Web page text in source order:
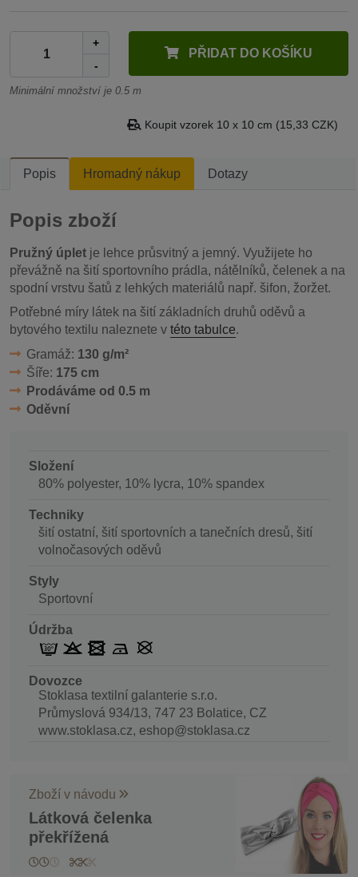
+
-
PŘIDAT DO KOŠÍKU
Minimální množství je 0.5 m
Koupit vzorek 10 x 10 cm (15,33 CZK)
Popis Hromadný nákup Dotazy
Popis zboží
Pružný úplet je lehce průsvitný a jemný. Využijete ho
převážně na šití sportovního prádla, nátělníků, čelenek a na
spodní vrstvu šatů z lehkých materiálů např. šifon, žoržet.
Potřebné míry látek na šití základních druhů oděvů a
bytového textilu naleznete v této tabulce.
Gramáž: 130 g/m²
Šíře: 175 cm
Prodáváme od 0.5 m
Oděvní
Složení
80% polyester, 10% lycra, 10% spandex
Techniky
šití ostatní, šití sportovních a tanečních dresů, šití
volnočasových oděvů
Styly
Sportovní
Údržba
Dovozce
Stoklasa textilní galanterie s.r.o.
Průmyslová 934/13, 747 23 Bolatice, CZ
www.stoklasa.cz, eshop@stoklasa.cz
Zboží v návodu
Látková čelenka
překřížená